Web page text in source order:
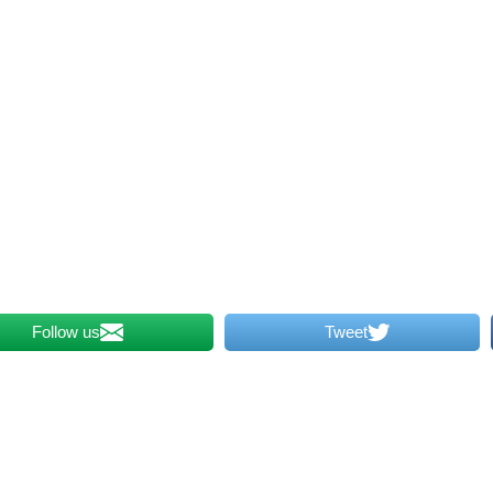
Tweet
Follow us